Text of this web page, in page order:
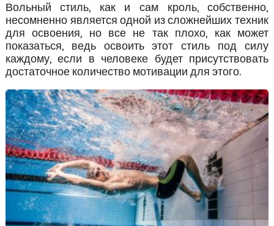
Вольный стиль, как и сам кроль, собственно,
несомненно является одной из сложнейших техник
для освоения, но все не так плохо, как может
показаться, ведь освоить этот стиль под силу
каждому, если в человеке будет присутствовать
достаточное количество мотивации для этого.